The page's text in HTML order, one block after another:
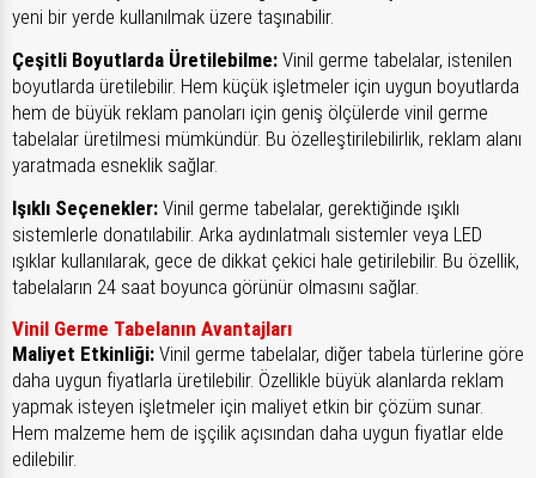
yeni bir yerde kullanılmak üzere taşınabilir.
Çeşitli Boyutlarda Üretilebilme: Vinil germe tabelalar, istenilen
boyutlarda üretilebilir. Hem küçük işletmeler için uygun boyutlarda
hem de büyük reklam panoları için geniş ölçülerde vinil germe
tabelalar üretilmesi mümkündür. Bu özelleştirilebilirlik, reklam alanı
yaratmada esneklik sağlar.
Işıklı Seçenekler: Vinil germe tabelalar, gerektiğinde ışıklı
sistemlerle donatılabilir. Arka aydınlatmalı sistemler veya LED
ışıklar kullanılarak, gece de dikkat çekici hale getirilebilir. Bu özellik,
tabelaların 24 saat boyunca görünür olmasını sağlar.
Vinil Germe Tabelanın Avantajları
Maliyet Etkinliği: Vinil germe tabelalar, diğer tabela türlerine göre
daha uygun fiyatlarla üretilebilir. Özellikle büyük alanlarda reklam
yapmak isteyen işletmeler için maliyet etkin bir çözüm sunar.
Hem malzeme hem de işçilik açısından daha uygun fiyatlar elde
edilebilir.